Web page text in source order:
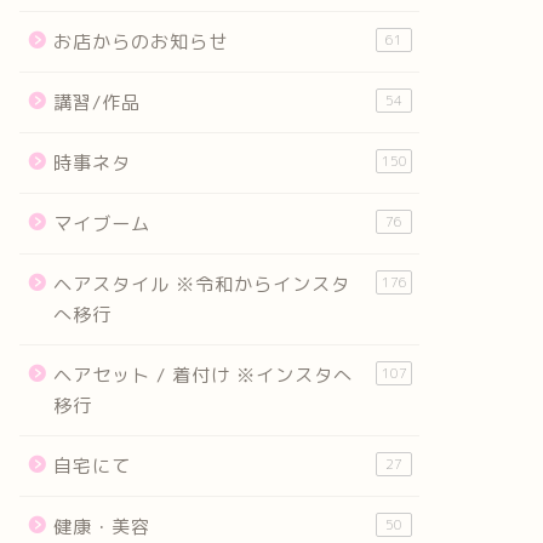
お店からのお知らせ 61
講習/作品 54
時事ネタ 150
マイブーム 76
ヘアスタイル ※令和からインスタ
へ移行
176
ヘアセット / 着付け ※インスタへ
移行
107
自宅にて 27
健康・美容 50